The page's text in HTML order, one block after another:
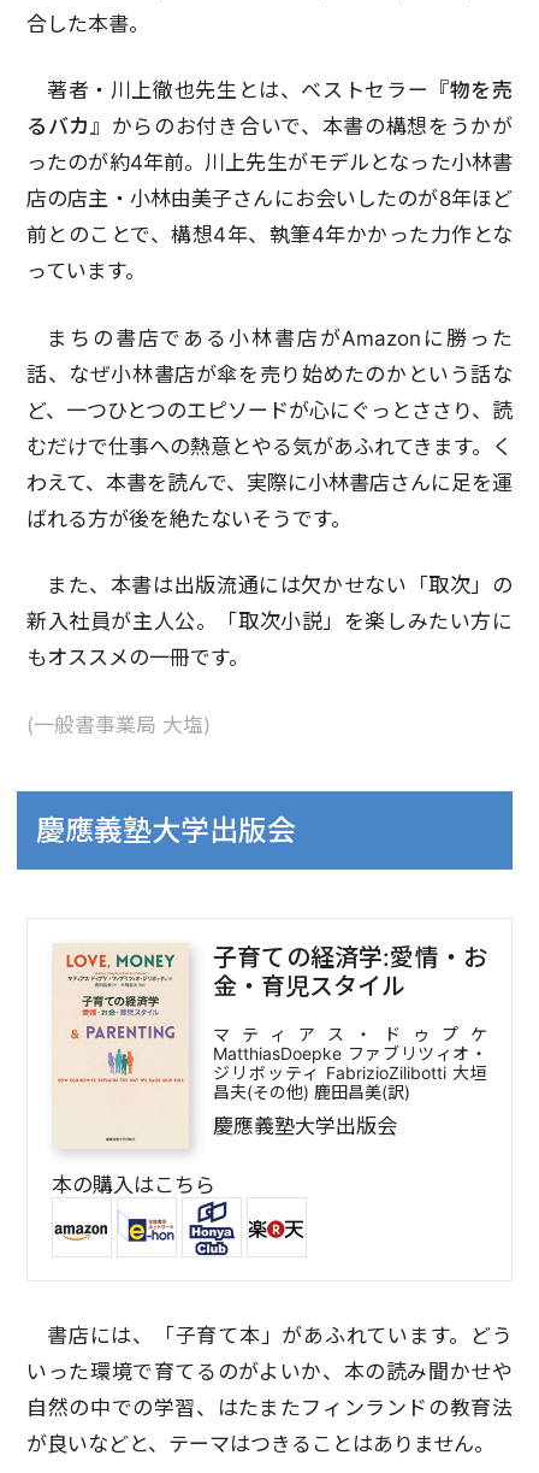
合した本書。
著者・川上徹也先生とは、ベストセラー 『物を売
るバカ』 からのお付き合いで、本書の構想をうかが
ったのが約4年前。川上先生がモデルとなった小林書
店の店主・小林由美子さんにお会いしたのが8年ほど
前とのことで、構想4年、執筆4年かかった力作とな
っています。
まちの書店である小林書店がAmazonに勝った
話、なぜ小林書店が傘を売り始めたのかという話な
ど、一つひとつのエピソードが心にぐっとささり、読
むだけで仕事への熱意とやる気があふれてきます。く
わえて、本書を読んで、実際に小林書店さんに足を運
ばれる方が後を絶たないそうです。
また、本書は出版流通には欠かせない「取次」の
新入社員が主人公。「取次小説」を楽しみたい方に
もオススメの一冊です。
(一般書事業局 大塩)
慶應義塾大学出版会
子育ての経済学:愛情・お
金・育児スタイル
マティアス・ドゥプケ
MatthiasDoepke ファブリツィオ・
ジリボッティ FabrizioZilibotti 大垣
昌夫(その他) 鹿田昌美(訳)
慶應義塾大学出版会
本の購入はこちら
書店には、「子育て本」があふれています。どう
いった環境で育てるのがよいか、本の読み聞かせや
自然の中での学習、はたまたフィンランドの教育法
が良いなどと、テーマはつきることはありません。